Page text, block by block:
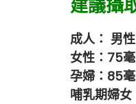
建議攝
成人： 男
女性：75
孕婦：85
哺乳期婦